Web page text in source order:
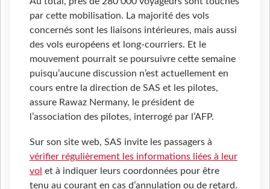
par cette mobilisation. La majorité des vols
concernés sont les liaisons intérieures, mais aussi
des vols européens et long-courriers. Et le
mouvement pourrait se poursuivre cette semaine
puisqu’aucune discussion n’est actuellement en
cours entre la direction de SAS et les pilotes,
assure Rawaz Nermany, le président de
l’association des pilotes, interrogé par l’AFP.
Sur son site web, SAS invite les passagers à
vérifier régulièrement les informations liées à leur
vol et à indiquer leurs coordonnées pour être
tenu au courant en cas d’annulation ou de retard.